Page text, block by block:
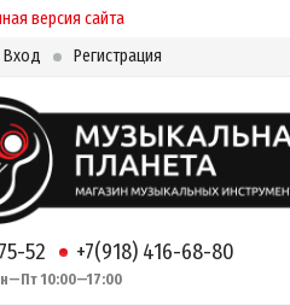
версия сайта
Вход
Регистрация
52 +7(918) 416-68-80
10:00—17:00